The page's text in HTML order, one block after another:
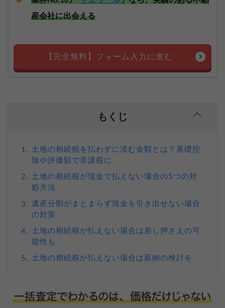
産会社に出会える
【完全無料】フォーム入力に進む
もくじ
1.
土地の相続税を払わずに済む金額とは？基礎控
除や評価額で非課税に
2.
土地の相続税が現金で払えない場合の5つの対
処方法
3. 遺産分割がまとまらず現金を引き出せない場合
の対策
4.
土地の相続税が払えない場合は差し押さえの可
能性も
5. 土地の相続税が払えない場合は延納の検討を